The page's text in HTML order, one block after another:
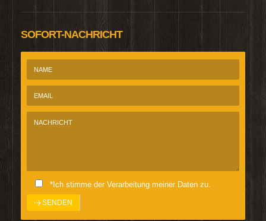
SOFORT-NACHRICHT
*Ich stimme der Verarbeitung meiner Daten zu.